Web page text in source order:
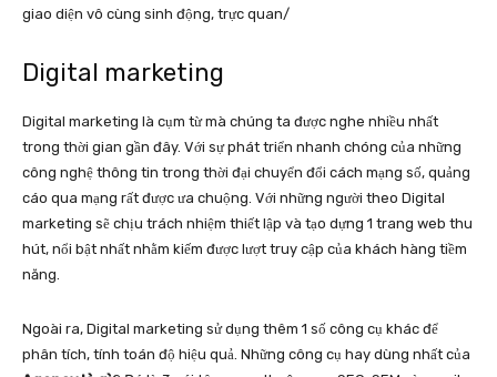
giao diện vô cùng sinh động, trực quan/
Digital marketing
Digital marketing là cụm từ mà chúng ta được nghe nhiều nhất
trong thời gian gần đây. Với sự phát triển nhanh chóng của những
công nghệ thông tin trong thời đại chuyển đổi cách mạng số, quảng
cáo qua mạng rất được ưa chuộng. Với những người theo Digital
marketing sẽ chịu trách nhiệm thiết lập và tạo dựng 1 trang web thu
hút, nổi bật nhất nhằm kiếm được lượt truy cập của khách hàng tiềm
năng.
Ngoài ra, Digital marketing sử dụng thêm 1 số công cụ khác để
phân tích, tính toán độ hiệu quả. Những công cụ hay dùng nhất của